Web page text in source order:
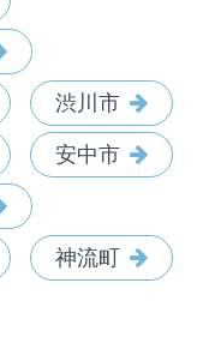
渋川市
安中市
神流町